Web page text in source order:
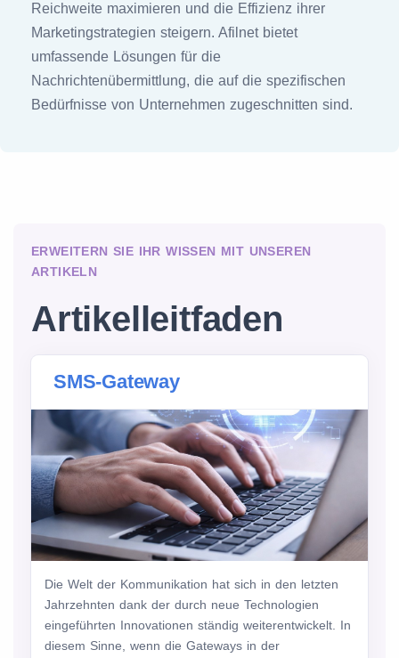
Reichweite maximieren und die Effizienz ihrer
Marketingstrategien steigern. Afilnet bietet
umfassende Lösungen für die
Nachrichtenübermittlung, die auf die spezifischen
Bedürfnisse von Unternehmen zugeschnitten sind.
ERWEITERN SIE IHR WISSEN MIT UNSEREN
ARTIKELN
Artikelleitfaden
SMS-Gateway
Die Welt der Kommunikation hat sich in den letzten
Jahrzehnten dank der durch neue Technologien
eingeführten Innovationen ständig weiterentwickelt. In
diesem Sinne, wenn die Gateways in der